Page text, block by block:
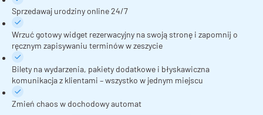
Sprzedawaj urodziny online 24/7
Wrzuć gotowy widget rezerwacyjny na swoją stronę i zapomnij o
ręcznym zapisywaniu terminów w zeszycie
Bilety na wydarzenia, pakiety dodatkowe i błyskawiczna
komunikacja z klientami – wszystko w jednym miejscu
Zmień chaos w dochodowy automat